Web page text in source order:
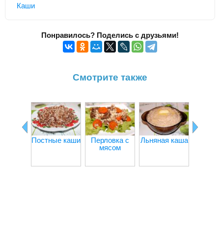
Каши
Понравилось? Поделись с друзьями!
Смотрите также
Постные каши
Перловка с
мясом
Льняная каша